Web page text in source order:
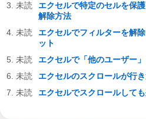
エクセルで特定のセルを保
解除方法
エクセルでフィルターを解
ット
エクセルで「他のユーザー
エクセルのスクロールが行
エクセルでスクロールして